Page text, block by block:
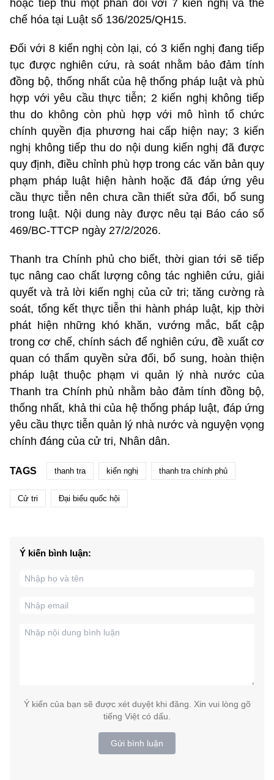
hoặc tiếp thu một phần đối với 7 kiến nghị và thể
chế hóa tại Luật số 136/2025/QH15.
Đối với 8 kiến nghị còn lại, có 3 kiến nghị đang tiếp
tục được nghiên cứu, rà soát nhằm bảo đảm tính
đồng bộ, thống nhất của hệ thống pháp luật và phù
hợp với yêu cầu thực tiễn; 2 kiến nghị không tiếp
thu do không còn phù hợp với mô hình tổ chức
chính quyền địa phương hai cấp hiện nay; 3 kiến
nghị không tiếp thu do nội dung kiến nghị đã được
quy định, điều chỉnh phù hợp trong các văn bản quy
phạm pháp luật hiện hành hoặc đã đáp ứng yêu
cầu thực tiễn nên chưa cần thiết sửa đổi, bổ sung
trong luật. Nội dung này được nêu tại Báo cáo số
469/BC-TTCP ngày 27/2/2026.
Thanh tra Chính phủ cho biết, thời gian tới sẽ tiếp
tục nâng cao chất lượng công tác nghiên cứu, giải
quyết và trả lời kiến nghị của cử tri; tăng cường rà
soát, tổng kết thực tiễn thi hành pháp luật, kịp thời
phát hiện những khó khăn, vướng mắc, bất cập
trong cơ chế, chính sách để nghiên cứu, đề xuất cơ
quan có thẩm quyền sửa đổi, bổ sung, hoàn thiện
pháp luật thuộc phạm vi quản lý nhà nước của
Thanh tra Chính phủ nhằm bảo đảm tính đồng bộ,
thống nhất, khả thi của hệ thống pháp luật, đáp ứng
yêu cầu thực tiễn quản lý nhà nước và nguyện vọng
chính đáng của cử tri, Nhân dân.
TAGS thanh tra kiến nghị thanh tra chính phủ
Cử tri Đại biểu quốc hội
Ý kiến bình luận:
Ý kiến của bạn sẽ được xét duyệt khi đăng. Xin vui lòng gõ
tiếng Việt có dấu.
Gửi bình luận